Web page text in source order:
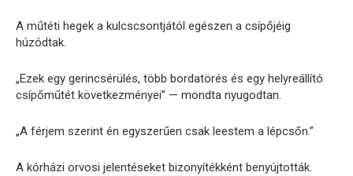
A műtéti hegek a kulcscsontjától egészen a csípőjéig
húzódtak.
„Ezek egy gerincsérülés, több bordatörés és egy helyreállító
csípőműtét következményei” — mondta nyugodtan.
„A férjem szerint én egyszerűen csak leestem a lépcsőn.”
A kórházi orvosi jelentéseket bizonyítékként benyújtották.